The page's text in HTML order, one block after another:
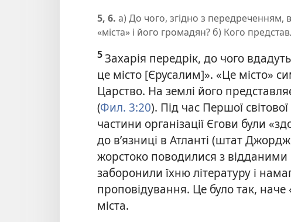
5, 6. а) До чого, згідно з передреченням,
«міста» і його громадян? б) Кого
5Захарія передрік, до чого
це місто [Єрусалим]». «Це місто»
Царство. На землі його
(Фил. 3:20). Під час Першої
частини організації Єгови були
до в’язниці в Атланті (штат
жорстоко поводилися з
заборонили їхню літературу і
проповідування. Це було так,
міста.